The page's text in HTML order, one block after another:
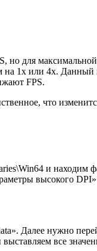
но для
1x или 4x. Данный
FPS.
что
и
высокого
Далее нужно
все